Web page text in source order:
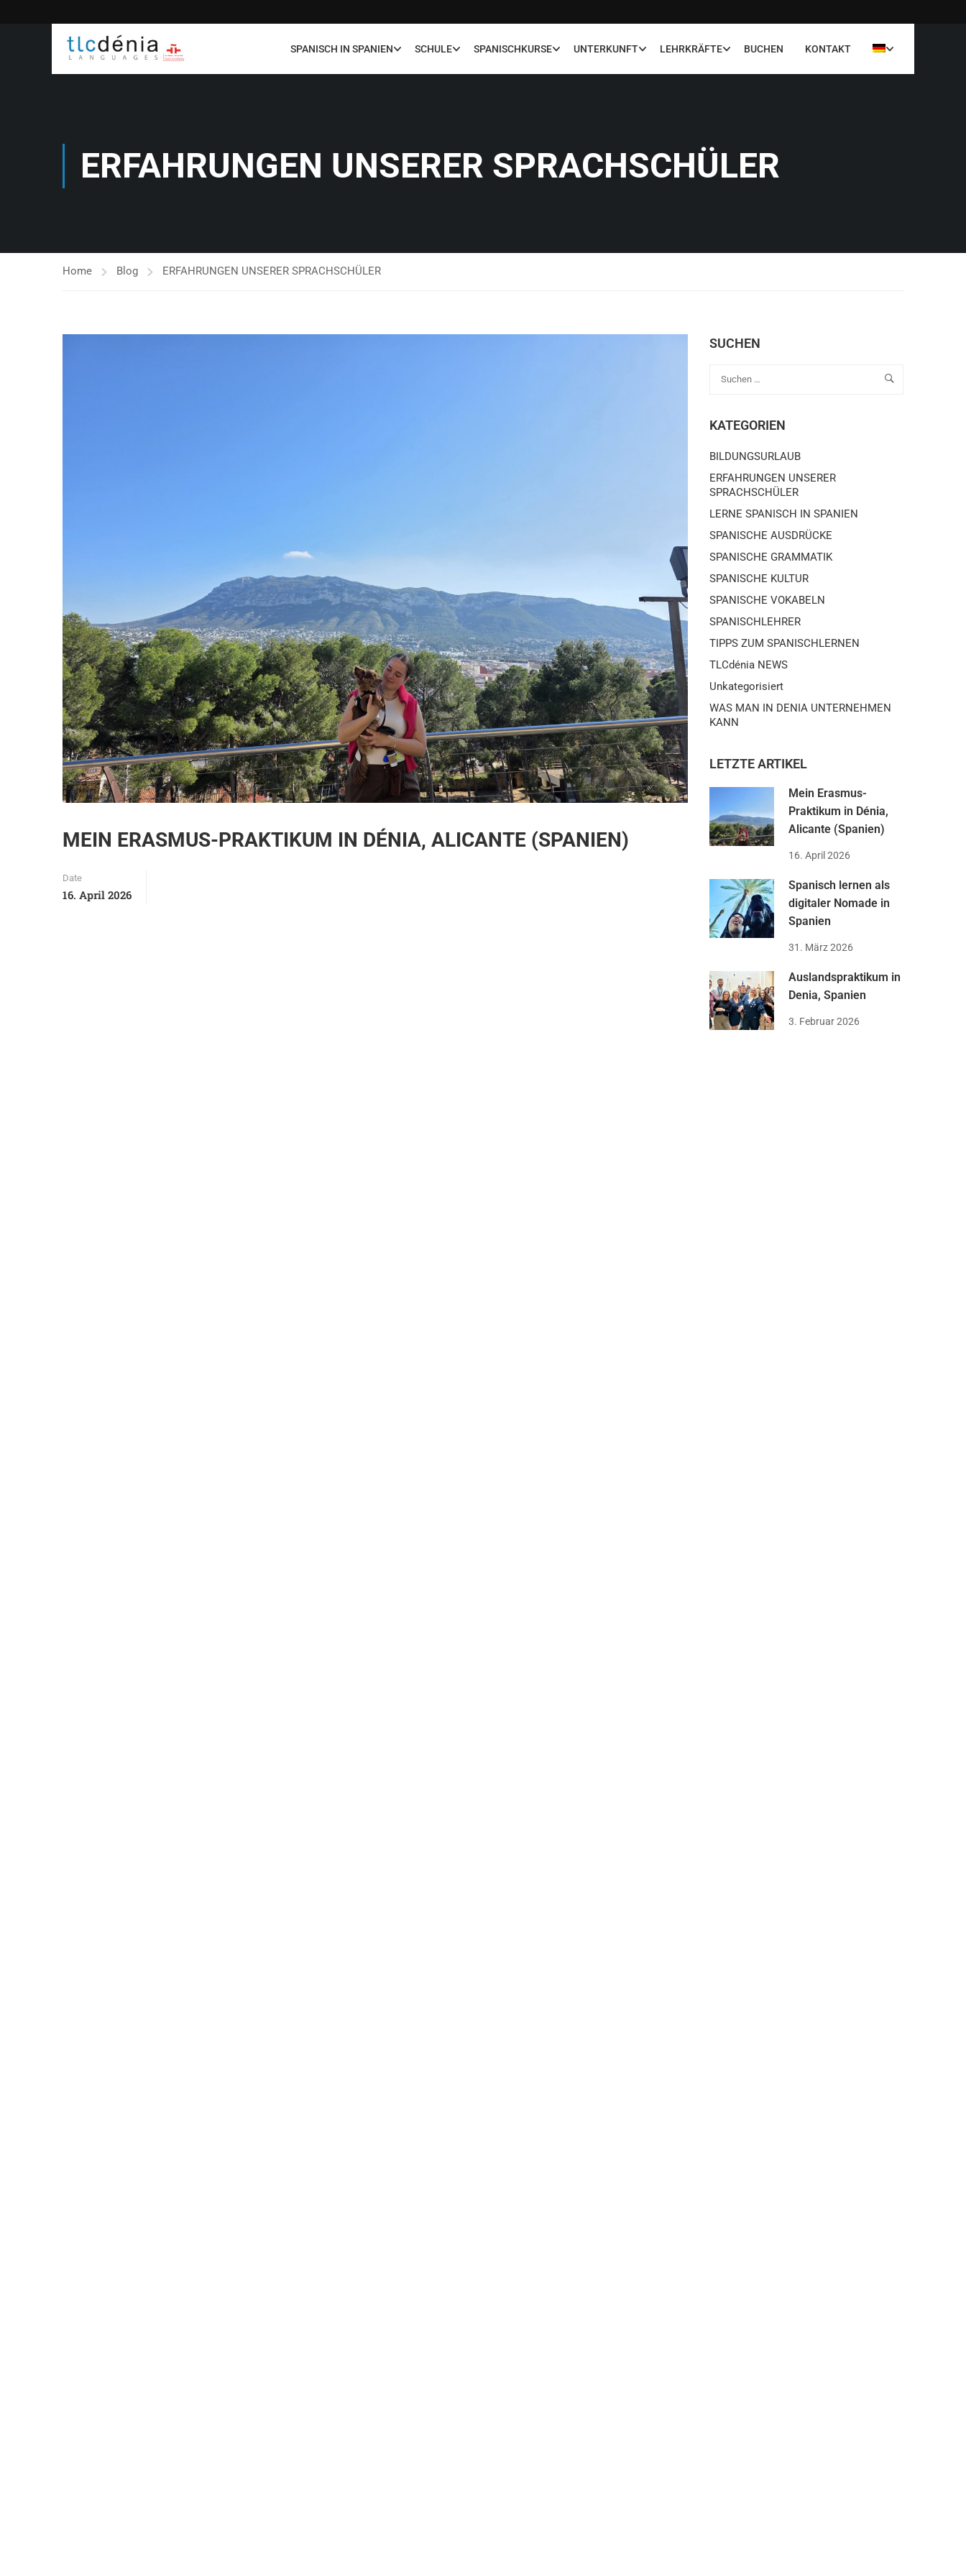
SPANISCH IN SPANIEN SCHULE SPANISCHKURSE UNTERKUNFT LEHRKRÄFTE BUCHEN KONTAKT
ERFAHRUNGEN UNSERER SPRACHSCHÜLER
Home Blog ERFAHRUNGEN UNSERER SPRACHSCHÜLER
MEIN ERASMUS-PRAKTIKUM IN DÉNIA, ALICANTE (SPANIEN)
Date
16. April 2026
SUCHEN
KATEGORIEN
BILDUNGSURLAUB
ERFAHRUNGEN UNSERER
SPRACHSCHÜLER
LERNE SPANISCH IN SPANIEN
SPANISCHE AUSDRÜCKE
SPANISCHE GRAMMATIK
SPANISCHE KULTUR
SPANISCHE VOKABELN
SPANISCHLEHRER
TIPPS ZUM SPANISCHLERNEN
TLCdénia NEWS
Unkategorisiert
WAS MAN IN DENIA UNTERNEHMEN
KANN
LETZTE ARTIKEL
Mein Erasmus-
Praktikum in Dénia,
Alicante (Spanien)
16. April 2026
Spanisch lernen als
digitaler Nomade in
Spanien
31. März 2026
Auslandspraktikum in
Denia, Spanien
3. Februar 2026